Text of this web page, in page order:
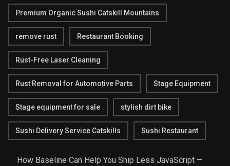
Premium Organic Sushi Catskill Mountains
remove rust Restaurant Booking
Rust-Free Laser Cleaning
Rust Removal for Automotive Parts Stage Equipment
Stage equipment for sale stylish dirt bike
Sushi Delivery Service Catskills Sushi Restaurant
How Baseline Can Help You Ship Less JavaScript —